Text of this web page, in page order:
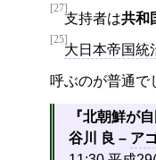
[27]
支持者は共和
[25]
大日本帝国統
呼ぶのが普通で
北朝鮮が
谷川 良 – ア